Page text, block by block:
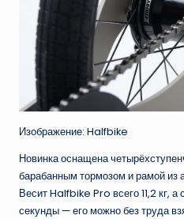
Изображение: Halfbike
Новинка оснащена
барабанным тормозом и рамой из
Весит Halfbike Pro всего 11,2 кг,
секунды — его можно без труда